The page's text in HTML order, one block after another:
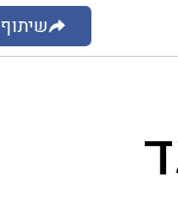
שיתוף